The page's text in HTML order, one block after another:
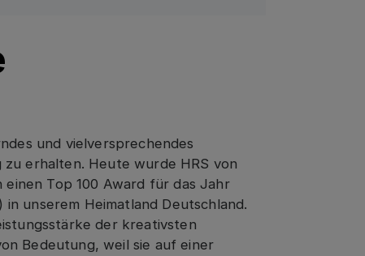
und vielversprechendes
zu erhalten. Heute wurde HRS von
einen Top 100 Award für das Jahr
) in unserem Heimatland Deutschland.
der kreativsten
Bedeutung, weil sie auf einer